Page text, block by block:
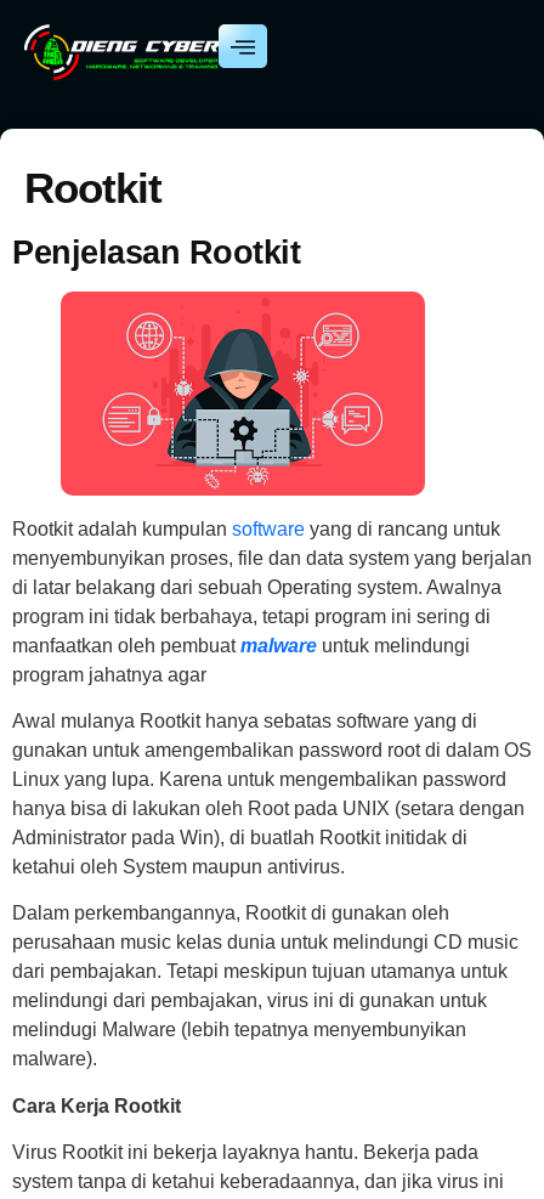
Rootkit
Penjelasan Rootkit
Rootkit adalah kumpulan software yang di rancang untuk
menyembunyikan proses, file dan data system yang berjalan
di latar belakang dari sebuah Operating system. Awalnya
program ini tidak berbahaya, tetapi program ini sering di
manfaatkan oleh pembuatmalware untuk melindungi
program jahatnya agar
Awal mulanya Rootkit hanya sebatas software yang di
gunakan untuk amengembalikan password root di dalam OS
Linux yang lupa. Karena untuk mengembalikan password
hanya bisa di lakukan oleh Root pada UNIX (setara dengan
Administrator pada Win), di buatlah Rootkit initidak di
ketahui oleh System maupun antivirus.
Dalam perkembangannya, Rootkit di gunakan oleh
perusahaan music kelas dunia untuk melindungi CD music
dari pembajakan. Tetapi meskipun tujuan utamanya untuk
melindungi dari pembajakan, virus ini di gunakan untuk
melindugi Malware (lebih tepatnya menyembunyikan
malware).
Cara Kerja Rootkit
Virus Rootkit ini bekerja layaknya hantu. Bekerja pada
system tanpa di ketahui keberadaannya, dan jika virus ini